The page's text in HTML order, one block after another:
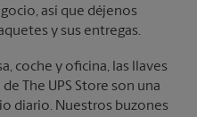
así que déjenos
y sus entregas.
coche y oficina, las llaves
The UPS Store son una
diario. Nuestros buzones